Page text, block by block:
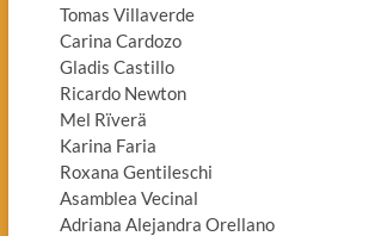
Tomas Villaverde
Carina Cardozo
Gladis Castillo
Ricardo Newton
Mel Rïverä
Karina Faria
Roxana Gentileschi
Asamblea Vecinal
Adriana Alejandra Orellano